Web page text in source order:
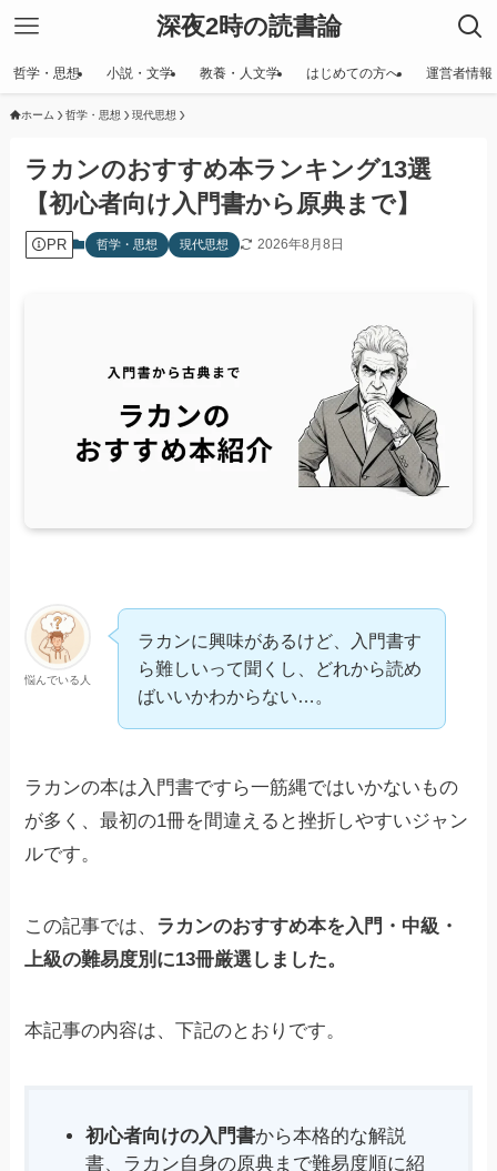
深夜2時の読書論
哲学・思想 小説・文学 教養・人文学 はじめての方へ 運営者情報
ホーム 哲学・思想 現代思想
ラカンのおすすめ本ランキング13選
【初心者向け入門書から原典まで】
PR 哲学・思想 現代思想 2026年8月8日
悩んでいる人
ラカンに興味があるけど、入門書す
ら難しいって聞くし、どれから読め
ばいいかわからない…。
ラカンの本は入門書ですら一筋縄ではいかないもの
が多く、最初の1冊を間違えると挫折しやすいジャン
ルです。
この記事では、 ラカンのおすすめ本を入門・中級・
上級の難易度別に13冊厳選しました。
本記事の内容は、下記のとおりです。
初心者向けの入門書から本格的な解説
書、ラカン自身の原典まで難易度順に紹